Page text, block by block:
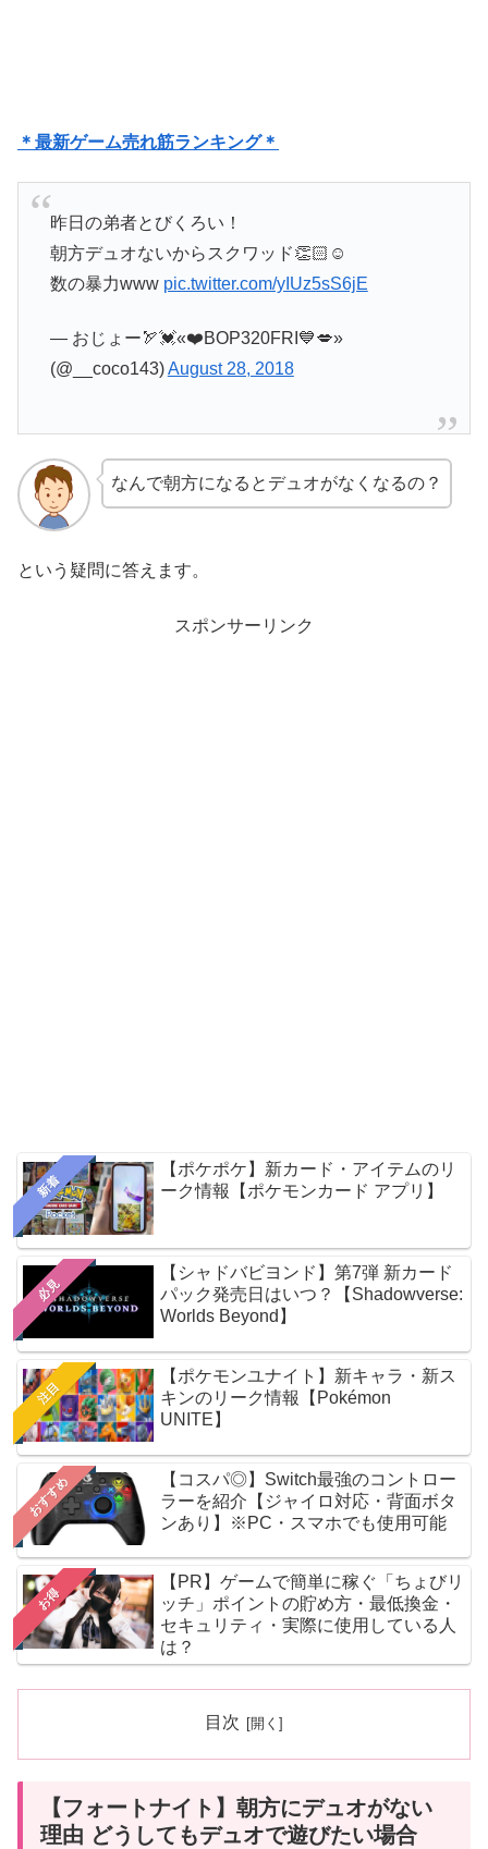
＊最新ゲーム売れ筋ランキング＊
昨日の弟者とびくろい！
朝方デュオないからスクワッド👏🏻☺️
数の暴力www pic.twitter.com/yIUz5sS6jE
— おじょー🏹💓«❤️BOP320FRI💙💋»
(@__coco143)August 28, 2018
なんで朝方になるとデュオがなくなるの？
という疑問に答えます。
スポンサーリンク
新着
【ポケポケ】新カード・アイテムのリ
ーク情報【ポケモンカード アプリ】
必見
【シャドバビヨンド】第7弾 新カード
パック発売日はいつ？【Shadowverse:
Worlds Beyond】
注目
【ポケモンユナイト】新キャラ・新ス
キンのリーク情報【Pokémon
UNITE】
おすすめ
【コスパ◎】Switch最強のコントロー
ラーを紹介【ジャイロ対応・背面ボタ
ンあり】※PC・スマホでも使用可能
お得
【PR】ゲームで簡単に稼ぐ「ちょびリ
ッチ」ポイントの貯め方・最低換金・
セキュリティ・実際に使用している人
は？
目次
【フォートナイト】朝方にデュオがない
理由 どうしてもデュオで遊びたい場合